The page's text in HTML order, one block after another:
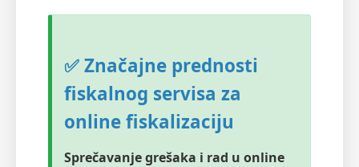
✅ Značajne prednosti
fiskalnog servisa za
online fiskalizaciju
Sprečavanje grešaka i rad u online